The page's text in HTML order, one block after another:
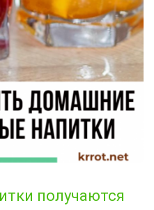
получаются